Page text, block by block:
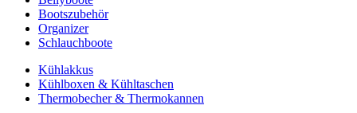
Bootszubehör
Organizer
Schlauchboote
Kühlakkus
Kühlboxen & Kühltaschen
Thermobecher & Thermokannen